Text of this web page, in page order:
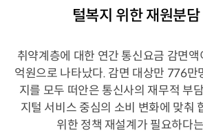
털복지 위한 재원분담
취약계층에 대한 연간 통신요금 감면
억원으로 나타났다. 감면 대상만 776만
지를 모두 떠안은 통신사의 재무적 부
지털 서비스 중심의 소비 변화에 맞춰
위한 정책 재설계가 필요하다